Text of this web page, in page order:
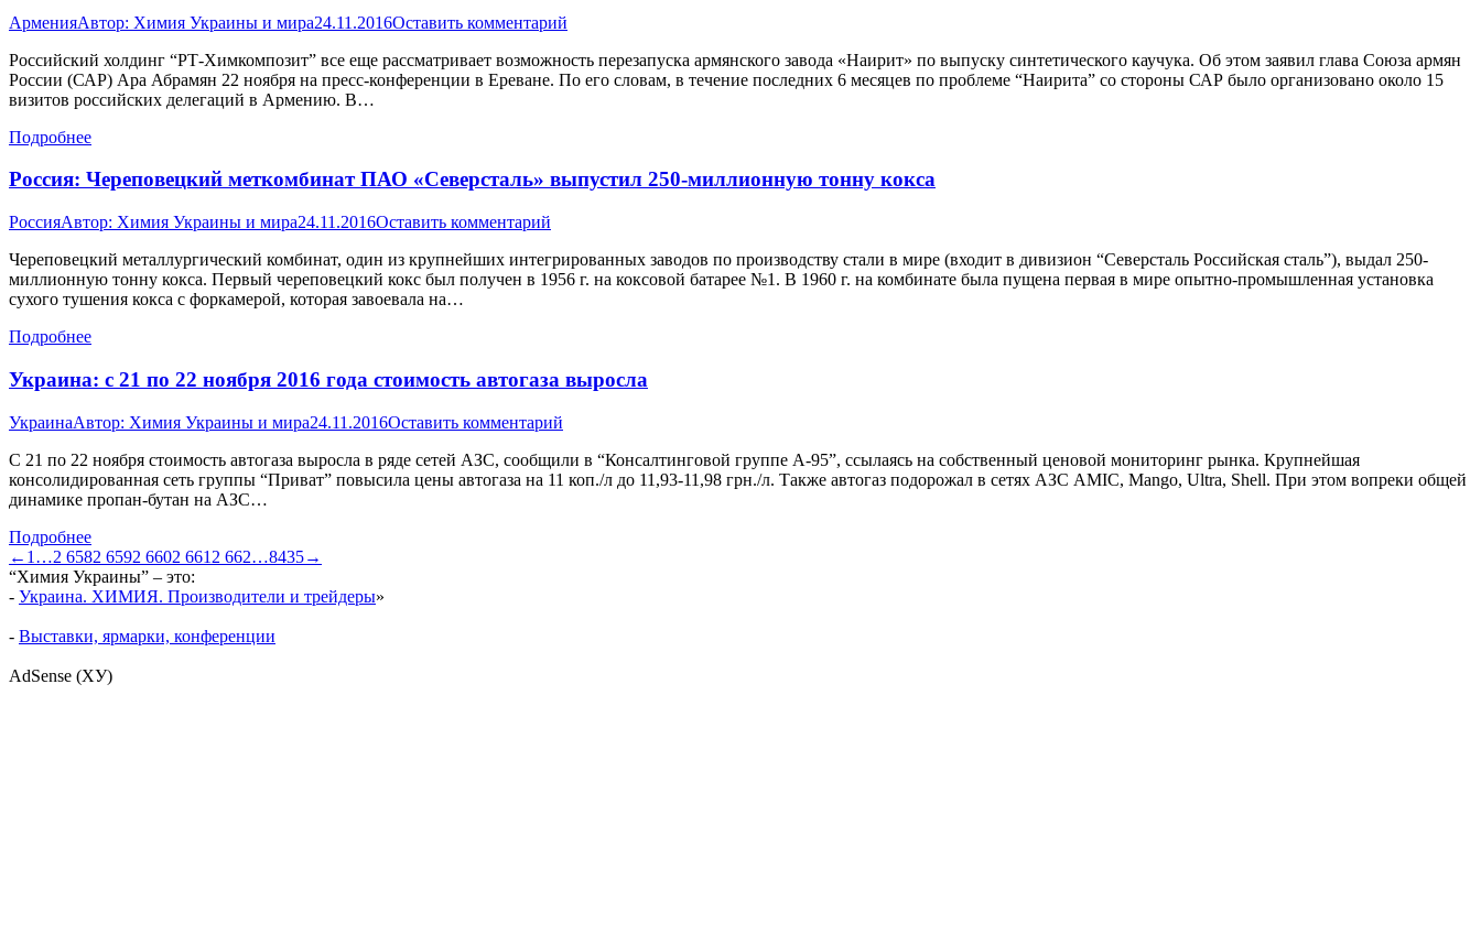
АрменияАвтор: Химия Украины и мира24.11.2016Оставить комментарий
Российский холдинг “РТ-Химкомпозит” все еще рассматривает возможность перезапуска армянского завода «Наирит» по выпуску синтетического каучука. Об этом заявил глава Союза армян
России (САР) Ара Абрамян 22 ноября на пресс-конференции в Ереване. По его словам, в течение последних 6 месяцев по проблеме “Наирита” со стороны САР было организовано около 15
визитов российских делегаций в Армению. В…
Подробнее
Россия: Череповецкий меткомбинат ПАО «Северсталь» выпустил 250-миллионную тонну кокса
РоссияАвтор: Химия Украины и мира24.11.2016Оставить комментарий
Череповецкий металлургический комбинат, один из крупнейших интегрированных заводов по производству стали в мире (входит в дивизион “Северсталь Российская сталь”), выдал 250-
миллионную тонну кокса. Первый череповецкий кокс был получен в 1956 г. на коксовой батарее №1. В 1960 г. на комбинате была пущена первая в мире опытно-промышленная установка
сухого тушения кокса с форкамерой, которая завоевала на…
Подробнее
Украина: с 21 по 22 ноября 2016 года стоимость автогаза выросла
УкраинаАвтор: Химия Украины и мира24.11.2016Оставить комментарий
С 21 по 22 ноября стоимость автогаза выросла в ряде сетей АЗС, сообщили в “Консалтинговой группе А-95”, ссылаясь на собственный ценовой мониторинг рынка. Крупнейшая
консолидированная сеть группы “Приват” повысила цены автогаза на 11 коп./л до 11,93-11,98 грн./л. Также автогаз подорожал в сетях АЗС AMIC, Mango, Ultra, Shell. При этом вопреки общей
динамике пропан-бутан на АЗС…
Подробнее
← 1 …2 6582 6592 6602 661 2 662…8435→
“Химия Украины” – это:
- Украина. ХИМИЯ. Производители и трейдеры»
- Выставки, ярмарки, конференции
AdSense (ХУ)